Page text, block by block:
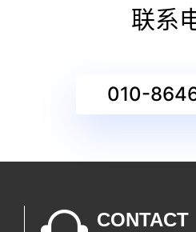
联系
010-
CONTACT